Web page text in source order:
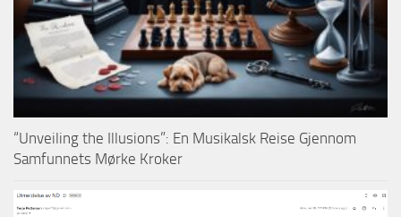
“Unveiling the Illusions”: En Musikalsk Reise Gjennom
Samfunnets Mørke Kroker